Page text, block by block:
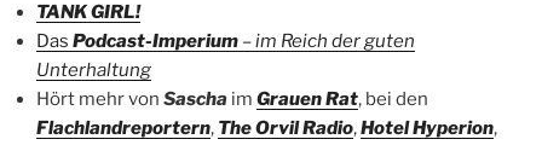
TANK GIRL!
Das Podcast-Imperium – im Reich der guten
Unterhaltung
Hört mehr von Sascha im Grauen Rat, bei den
Flachlandreportern, The Orvil Radio,Hotel Hyperion,